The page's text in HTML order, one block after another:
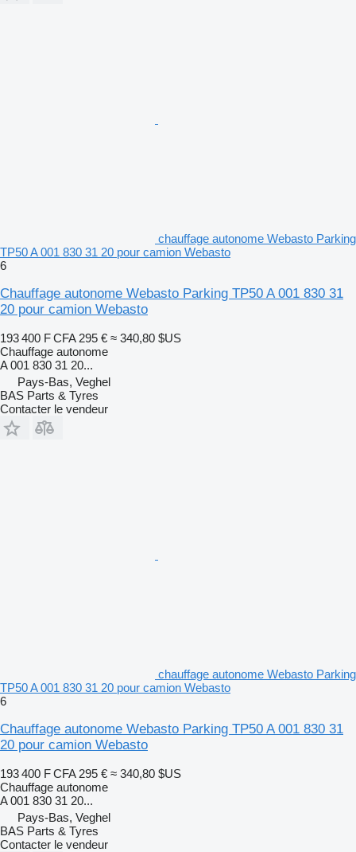
chauffage autonome Webasto Parking
TP50 A 001 830 31 20 pour camion Webasto
6
Chauffage autonome Webasto Parking TP50 A 001 830 31
20 pour camion Webasto
193 400 F CFA 295 € ≈ 340,80 $US
Chauffage autonome
A 001 830 31 20...
Pays-Bas, Veghel
BAS Parts & Tyres
Contacter le vendeur
chauffage autonome Webasto Parking
TP50 A 001 830 31 20 pour camion Webasto
6
Chauffage autonome Webasto Parking TP50 A 001 830 31
20 pour camion Webasto
193 400 F CFA 295 € ≈ 340,80 $US
Chauffage autonome
A 001 830 31 20...
Pays-Bas, Veghel
BAS Parts & Tyres
Contacter le vendeur